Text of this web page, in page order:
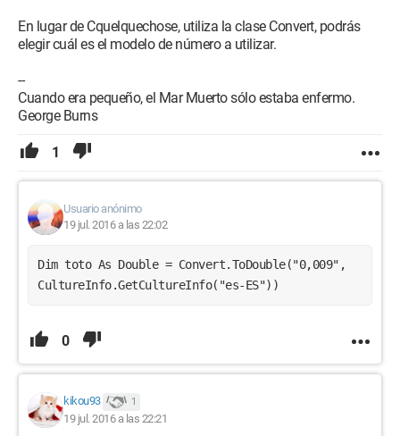
En lugar de Cquelquechose, utiliza la clase Convert, podrás
elegir cuál es el modelo de número a utilizar.
--
Cuando era pequeño, el Mar Muerto sólo estaba enfermo.
George Burns
1
Usuario anónimo
19 jul. 2016 a las 22:02
Dim toto As Double = Convert.ToDouble("0,009",
CultureInfo.GetCultureInfo("es-ES"))
0
kikou93 1
19 jul. 2016 a las 22:21